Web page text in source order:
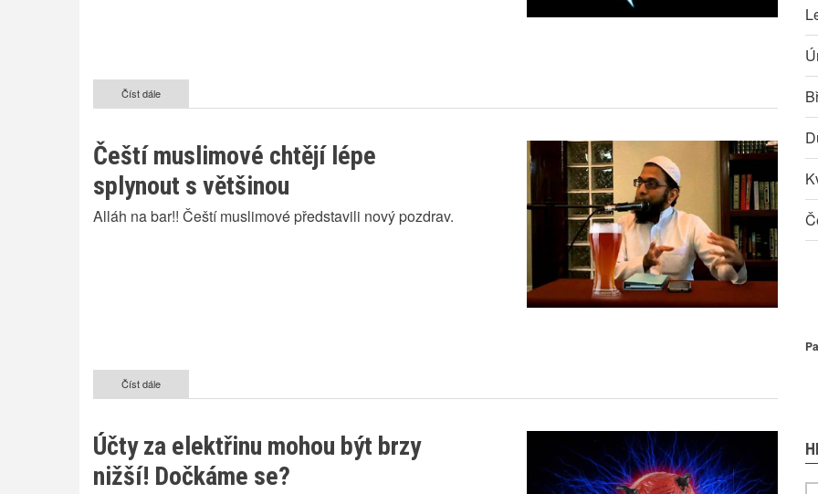
Číst dále
Neztrácejte
za
Čeští muslimové chtějí lépe
splynout s většinou
Alláh na bar!! Čeští muslimové představili nový pozdrav.
Číst dále
Čeští
lépe
s
Účty za elektřinu mohou být brzy
nižší! Dočkáme se?